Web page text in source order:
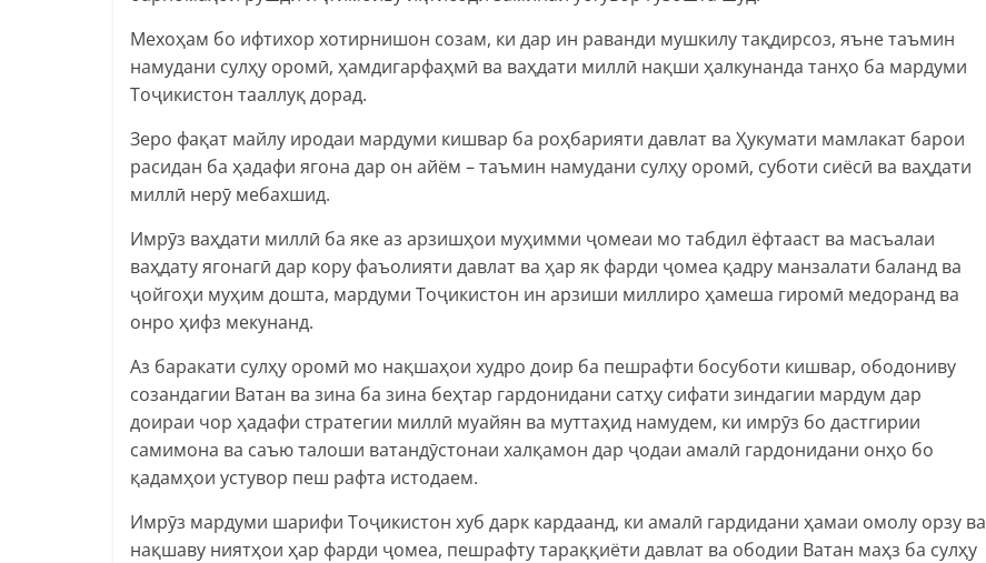
Мехоҳам бо ифтихор хотирнишон созам, ки дар ин раванди мушкилу тақдирсоз, яъне таъмин
намудани сулҳу оромӣ, ҳамдигарфаҳмӣ ва ваҳдати миллӣ нақши ҳалкунанда танҳо ба мардуми
Тоҷикистон тааллуқ дорад.
Зеро фақат майлу иродаи мардуми кишвар ба роҳбарияти давлат ва Ҳукумати мамлакат барои
расидан ба ҳадафи ягона дар он айём – таъмин намудани сулҳу оромӣ, суботи сиёсӣ ва ваҳдати
миллӣ нерӯ мебахшид.
Имрӯз ваҳдати миллӣ ба яке аз арзишҳои муҳимми ҷомеаи мо табдил ёфтааст ва масъалаи
ваҳдату ягонагӣ дар кору фаъолияти давлат ва ҳар як фарди ҷомеа қадру манзалати баланд ва
ҷойгоҳи муҳим дошта, мардуми Тоҷикистон ин арзиши миллиро ҳамеша гиромӣ медоранд ва
онро ҳифз мекунанд.
Аз баракати сулҳу оромӣ мо нақшаҳои худро доир ба пешрафти босуботи кишвар, ободониву
созандагии Ватан ва зина ба зина беҳтар гардонидани сатҳу сифати зиндагии мардум дар
доираи чор ҳадафи стратегии миллӣ муайян ва муттаҳид намудем, ки имрӯз бо дастгирии
самимона ва саъю талоши ватандӯстонаи халқамон дар ҷодаи амалӣ гардонидани онҳо бо
қадамҳои устувор пеш рафта истодаем.
Имрӯз мардуми шарифи Тоҷикистон хуб дарк кардаанд, ки амалӣ гардидани ҳамаи омолу орзу ва
нақшаву ниятҳои ҳар фарди ҷомеа, пешрафту тараққиёти давлат ва ободии Ватан маҳз ба сулҳу